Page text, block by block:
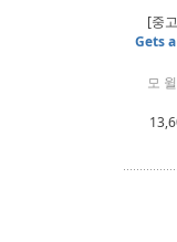
[중
Gets
모